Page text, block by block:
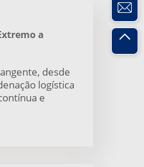
a
desde
logística
e